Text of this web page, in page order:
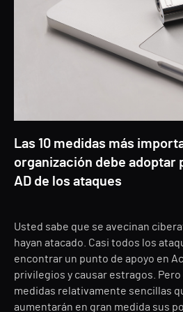
Las 10 medidas más
organización debe adoptar
AD de los ataques
Usted sabe que se avecinan
hayan atacado. Casi todos los
encontrar un punto de apoyo en
privilegios y causar estragos. Pero
medidas relativamente sencillas
aumentarán en gran medida sus